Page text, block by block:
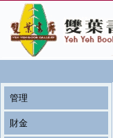
管理
財金